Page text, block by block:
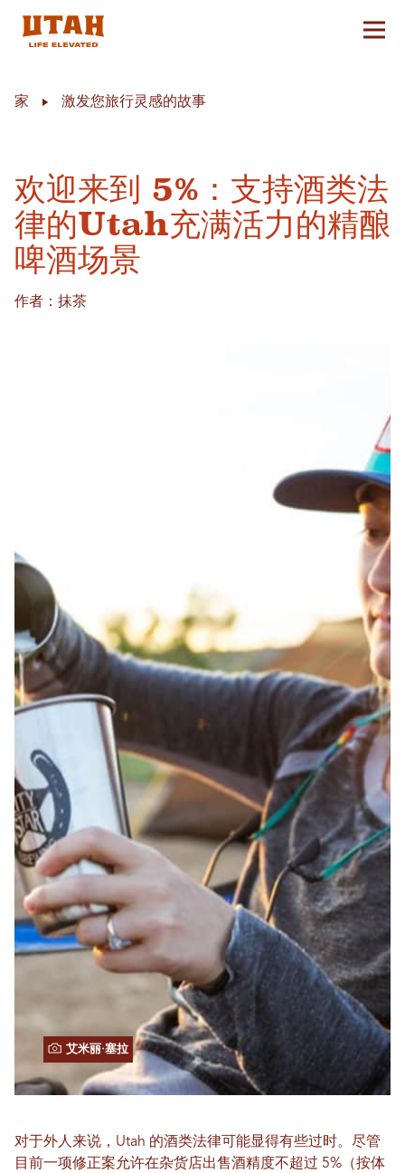
切换
家 激发您旅行灵感的故事
欢迎来到 5%：支持酒类法
律的Utah充满活力的精酿
啤酒场景
作者：抹茶
艾米丽·塞拉
对于外人来说，Utah 的酒类法律可能显得有些过时。尽管
目前一项修正案允许在杂货店出售酒精度不超过 5%（按体